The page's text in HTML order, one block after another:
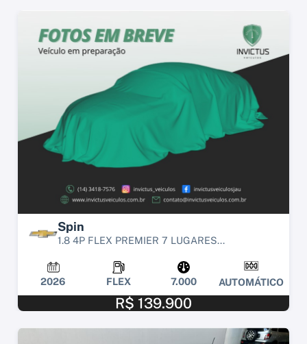
Spin
1.8 4P FLEX PREMIER 7 LUGARES...
2026 FLEX 7.000 AUTOMÁTICO
R$ 139.900